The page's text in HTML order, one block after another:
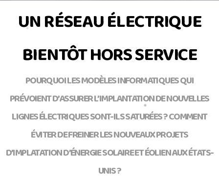
UN RÉSEAU ÉLECTRIQUE
BIENTÔT HORS SERVICE
POURQUOI LES MODÈLES INFORMATIQUES QUI
PRÉVOIENT D’ASSURER L’IMPLANTATION DE NOUVELLES
LIGNES ÉLECTRIQUES SONT-ILS SATURÉES ? COMMENT
ÉVITER DE FREINER LES NOUVEAUX PROJETS
D’IMPLATATION D’ÉNERGIE SOLAIRE ET ÉOLIEN AUX ÉTATS-
UNIS ?